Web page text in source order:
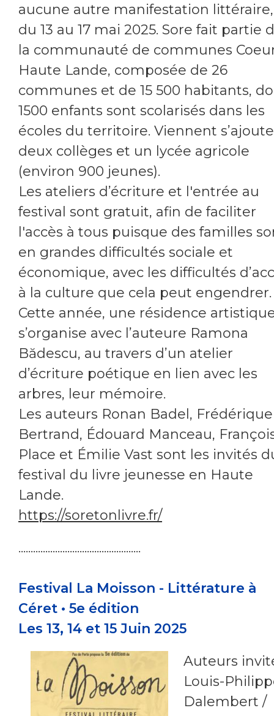
aucune autre manifestation littéraire,
du 13 au 17 mai 2025. Sore fait partie
la communauté de communes
Haute Lande, composée de 26
communes et de 15 500 habitants,
1500 enfants sont scolarisés dans les
écoles du territoire. Viennent
deux collèges et un lycée agricole
(environ 900 jeunes).
Les ateliers d’écriture et l'entrée au
festival sont gratuit, afin de faciliter
l'accès à tous puisque des familles
en grandes difficultés sociale et
économique, avec les difficultés
à la culture que cela peut engendrer.
Cette année, une résidence
s’organise avec l’auteure Ramona
Bădescu, au travers d’un atelier
d’écriture poétique en lien avec les
arbres, leur mémoire.
Les auteurs Ronan Badel, Frédérique
Bertrand, Édouard Manceau,
Place et Émilie Vast sont les invités
festival du livre jeunesse en Haute
Lande.
https://soretonlivre.fr/
..................................................
Festival La Moisson - Littérature à
Céret • 5e édition
Les 13, 14 et 15 Juin 2025
Auteurs
Louis-
Dalembert /